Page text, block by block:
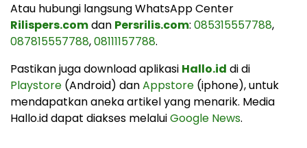
Atau hubungi langsung WhatsApp Center
Rilispers.comdan Persrilis.com: 085315557788,
087815557788,08111157788.
Pastikan juga download aplikasi Hallo.id di di
Playstore (Android) danAppstore (iphone), untuk
mendapatkan aneka artikel yang menarik. Media
Hallo.id dapat diakses melaluiGoogle News.